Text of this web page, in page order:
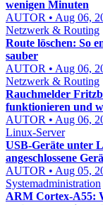
wenigen Minuten
AUTOR • Aug 06,
Netzwerk & Routing
Route löschen: So
sauber
AUTOR • Aug 06,
Netzwerk & Routing
Rauchmelder
funktionieren und
AUTOR • Aug 06,
Linux-Server
USB-Geräte unter
angeschlossene
AUTOR • Aug 05,
Systemadministration
ARM Cortex-A55: